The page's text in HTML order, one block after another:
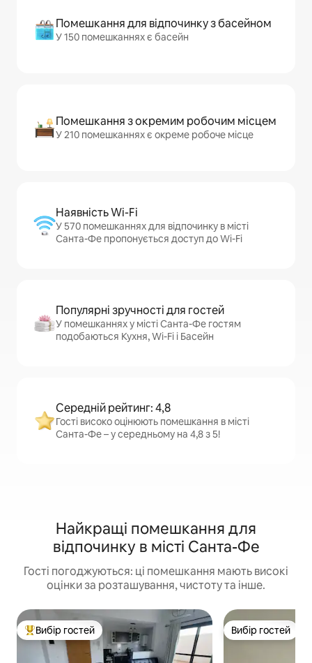
Помешкання для відпочинку з басейном
У 150 помешканнях є басейн
Помешкання з окремим робочим місцем
У 210 помешканнях є окреме робоче місце
Наявність Wi-Fi
У 570 помешканнях для відпочинку в місті
Санта-Фе пропонується доступ до Wi-Fi
Популярні зручності для гостей
У помешканнях у місті Санта-Фе гостям
подобаються Кухня, Wi-Fi і Басейн
Середній рейтинг: 4,8
Гості високо оцінюють помешкання в місті
Санта-Фе – у середньому на 4,8 з 5!
Найкращі помешкання для
відпочинку в місті Санта-Фе
Гості погоджуються: ці помешкання мають високі
оцінки за розташування, чистоту та інше.
Топ вибір гостей
Вибір гостей Вибір гостей
Вибір гостей